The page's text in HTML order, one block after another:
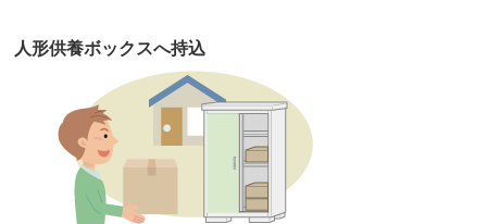
第27回人形供養祭平成29年6月14日(水)
第26回人形供養祭平成28年12月15日(木)
第25回人形供養祭 平成28年6月16日(木)
第24回人形供養祭 平成27年11月27日
人形供養ボックスへ持込